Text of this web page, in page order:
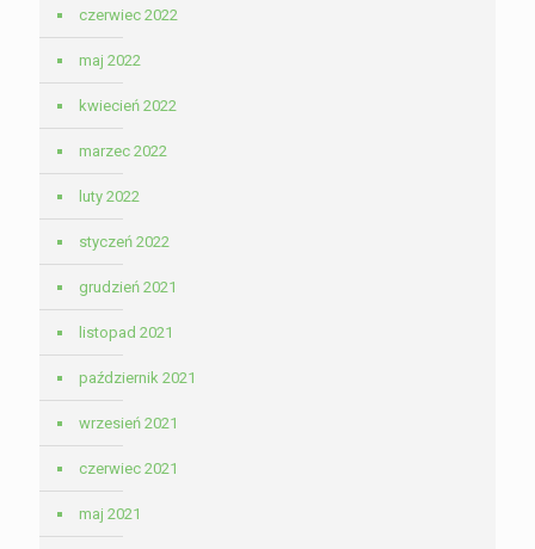
czerwiec 2022
maj 2022
kwiecień 2022
marzec 2022
luty 2022
styczeń 2022
grudzień 2021
listopad 2021
październik 2021
wrzesień 2021
czerwiec 2021
maj 2021